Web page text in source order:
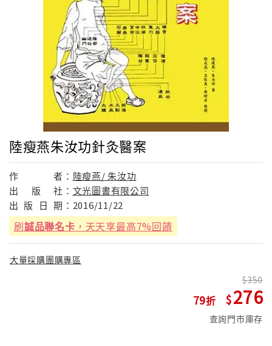
陸瘦燕朱汝功針灸醫案
作 者： 陸瘦燕/ 朱汝功
出
版 社： 文光圖書有限公司
出 版 日 期： 2016/11/22
刷誠品聯名卡 ，天天享最高7%回饋
大量採購團購專區
79
350
276
查詢門市庫存